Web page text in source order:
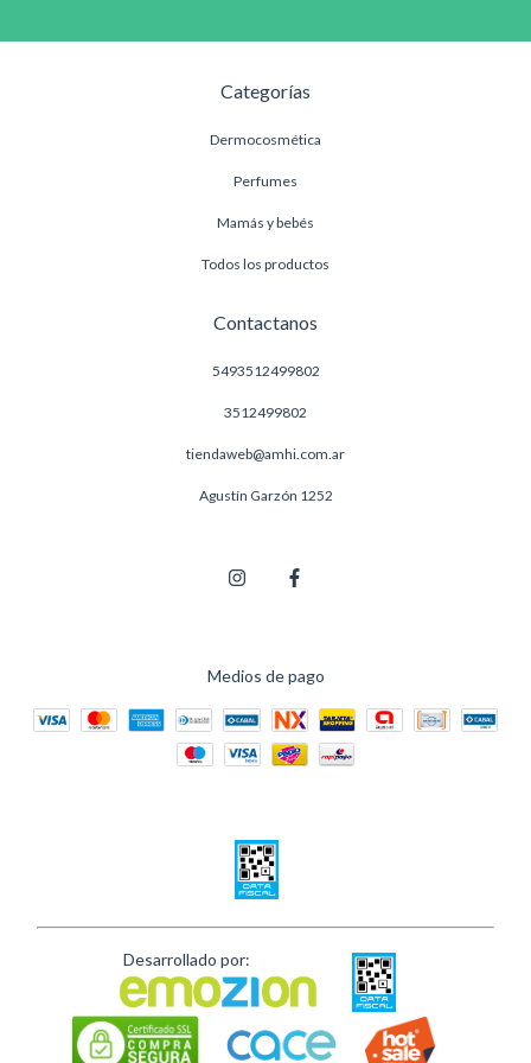
Categorías
Dermocosmética
Perfumes
Mamás y bebés
Todos los productos
Contactanos
5493512499802
3512499802
tiendaweb@amhi.com.ar
Agustín Garzón 1252
Medios de pago
Desarrollado por: